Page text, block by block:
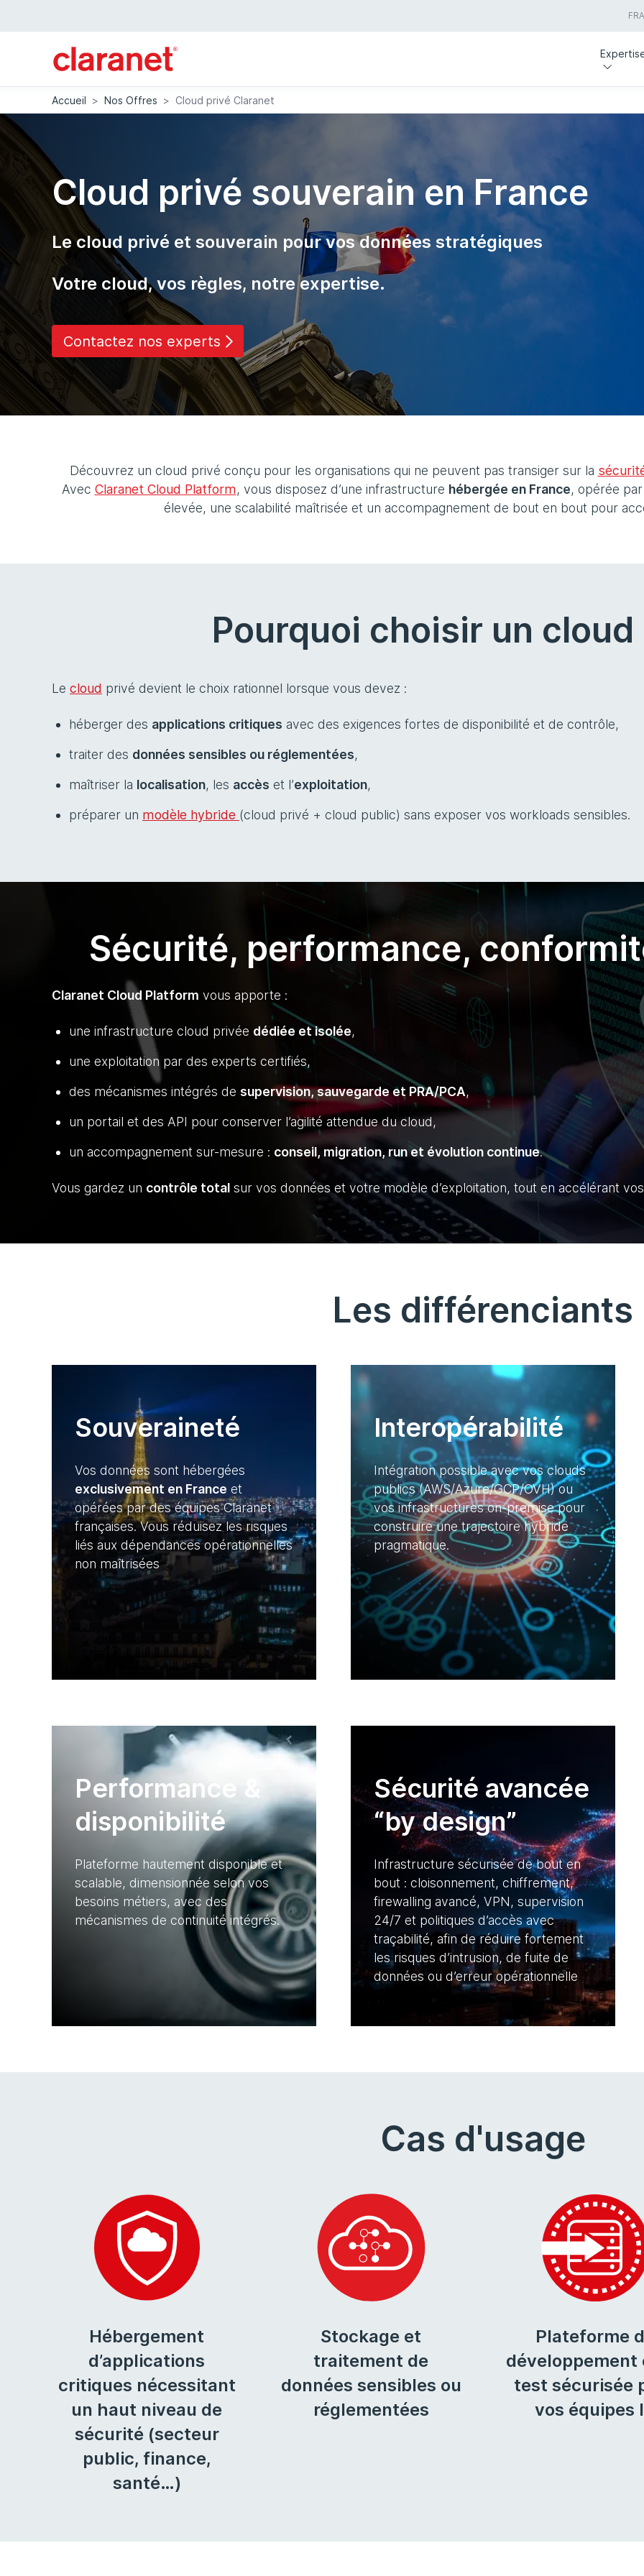
Accueil > Nos Offres > Cloud privé Claranet
Cloud privé souverain en France
Le cloud privé et souverain pour vos données stratégiques
Votre cloud, vos règles, notre expertise.
Contactez nos experts
Découvrez un cloud privé conçu pour les organisations qui ne peuvent pas transiger sur la
Avec Claranet Cloud Platform, vous disposez d’une infrastructure hébergée en France, opérée
élevée, une scalabilité maîtrisée et un accompagnement de bout en bout pour
Pourquoi choisir un cloud
Le cloud privé devient le choix rationnel lorsque vous devez :
héberger des applications critiques avec des exigences fortes de disponibilité et de contrôle,
traiter des données sensibles ou réglementées,
maîtriser la localisation, les accès et l’exploitation,
préparer un modèle hybride (cloud privé + cloud public) sans exposer vos workloads sensibles.
Sécurité, performance,
Claranet Cloud Platform vous apporte :
une infrastructure cloud privée dédiée et isolée,
une exploitation par des experts certifiés,
des mécanismes intégrés de supervision, sauvegarde et PRA/PCA,
un portail et des API pour conserver l’agilité attendue du cloud,
un accompagnement sur-mesure : conseil, migration, run et évolution continue.
Vous gardez un contrôle total sur vos données et votre modèle d’exploitation, tout en accélérant
Les différenciants
Souveraineté
Vos données sont hébergées
exclusivement en France et
opérées par des équipes Claranet
françaises. Vous réduisez les risques
liés aux dépendances opérationnelles
non maîtrisées
Interopérabilité
Intégration possible avec vos clouds
publics (AWS/Azure/GCP/OVH) ou
vos infrastructures on-premise pour
construire une trajectoire hybride
pragmatique.
Performance &
disponibilité
Plateforme hautement disponible et
scalable, dimensionnée selon vos
besoins métiers, avec des
mécanismes de continuité intégrés.
Sécurité avancée
“by design”
Infrastructure sécurisée de bout en
bout : cloisonnement, chiffrement,
firewalling avancé, VPN, supervision
24/7 et politiques d’accès avec
traçabilité, afin de réduire fortement
les risques d’intrusion, de fuite de
données ou d’erreur opérationnelle
Cas d'usage
Hébergement
d’applications
critiques nécessitant
un haut niveau de
sécurité (secteur
public, finance,
santé…)
Stockage et
traitement de
données sensibles ou
réglementées
Plateforme
développement
test sécurisée
vos équipes